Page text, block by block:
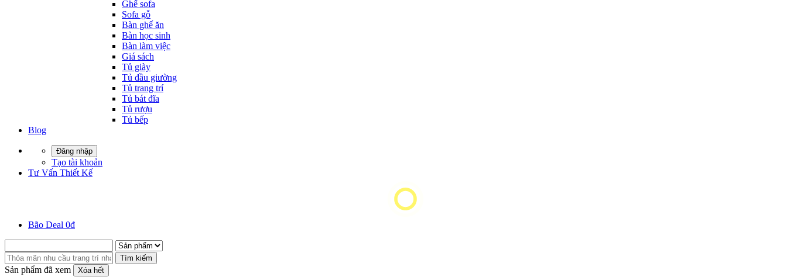
Ghế sofa
Sofa gỗ
Bàn ghế ăn
Bàn học sinh
Bàn làm việc
Giá sách
Tủ giày
Tủ đầu giường
Tủ trang trí
Tủ bát đĩa
Tủ rượu
Tủ bếp
Blog
Đăng nhập
Tạo tài khoản
Tư Vấn Thiết Kế
Bão Deal 0đ
Tìm kiếm
Sản phẩm đã xem Xóa hết